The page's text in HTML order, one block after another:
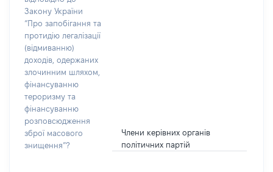
Закону України
“Про запобігання та
протидію легалізації
(відмиванню)
доходів, одержаних
злочинним шляхом,
фінансуванню
тероризму та
фінансуванню
розповсюдження
зброї масового
знищення”?
Члени керівних органів
політичних партій